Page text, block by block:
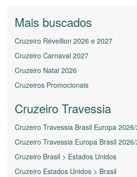
Mais buscados
Cruzeiro Réveillon 2026 e 2027
Cruzeiro Carnaval 2027
Cruzeiro Natal 2026
Cruzeiros Promocionais
Cruzeiro Travessia
Cruzeiro Travessia Brasil Europa
Cruzeiro Travessia Europa Brasil
Cruzeiro Brasil > Estados Unidos
Cruzeiro Estados Unidos > Brasil